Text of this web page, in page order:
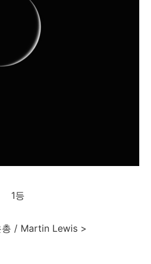
1등
총 / Martin Lewis >